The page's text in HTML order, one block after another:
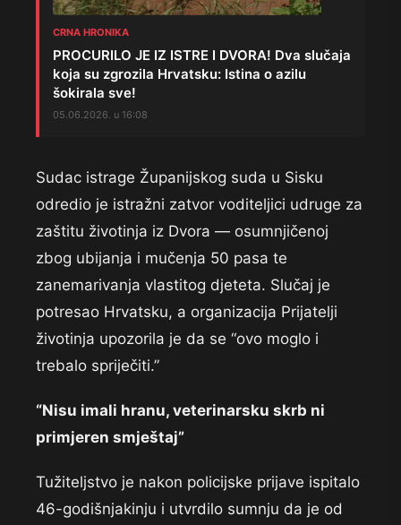
CRNA HRONIKA
PROCURILO JE IZ ISTRE I DVORA! Dva slučaja
koja su zgrozila Hrvatsku: Istina o azilu
šokirala sve!
05.06.2026. u 16:08
Sudac istrage Županijskog suda u Sisku
odredio je istražni zatvor voditeljici udruge za
zaštitu životinja iz Dvora — osumnjičenoj
zbog ubijanja i mučenja 50 pasa te
zanemarivanja vlastitog djeteta. Slučaj je
potresao Hrvatsku, a organizacija Prijatelji
životinja upozorila je da se “ovo moglo i
trebalo spriječiti.”
“Nisu imali hranu, veterinarsku skrb ni
primjeren smještaj”
Tužiteljstvo je nakon policijske prijave ispitalo
46-godišnjakinju i utvrdilo sumnju da je od